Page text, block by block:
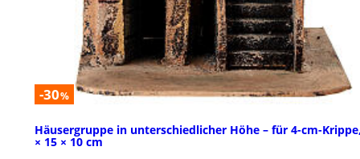
-30%
Häusergruppe in unterschiedlicher Höhe – für 4-cm-
× 15 × 10 cm